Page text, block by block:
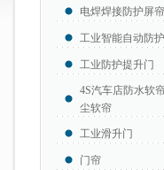
电焊焊接防护屏
工业智能自动防
工业防护提升门
4S汽车店防水软
尘软帘
工业滑升门
门帘